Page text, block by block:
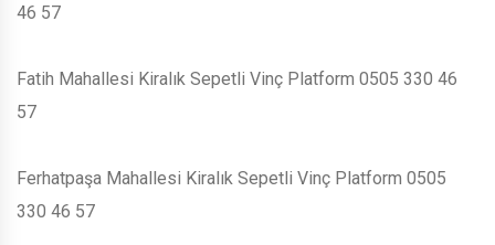
46 57
Fatih Mahallesi Kiralık Sepetli Vinç Platform 0505 330 46
57
Ferhatpaşa Mahallesi Kiralık Sepetli Vinç Platform 0505
330 46 57